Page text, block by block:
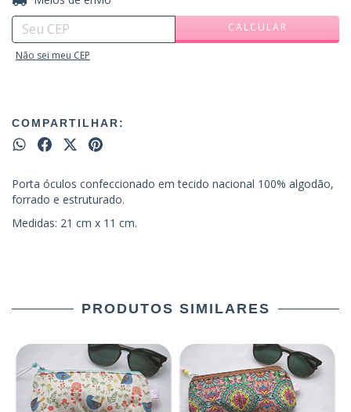
CALCULAR
Não sei meu CEP
COMPARTILHAR:
Porta óculos confeccionado em tecido nacional 100% algodão,
forrado e estruturado.
Medidas: 21 cm x 11 cm.
PRODUTOS SIMILARES